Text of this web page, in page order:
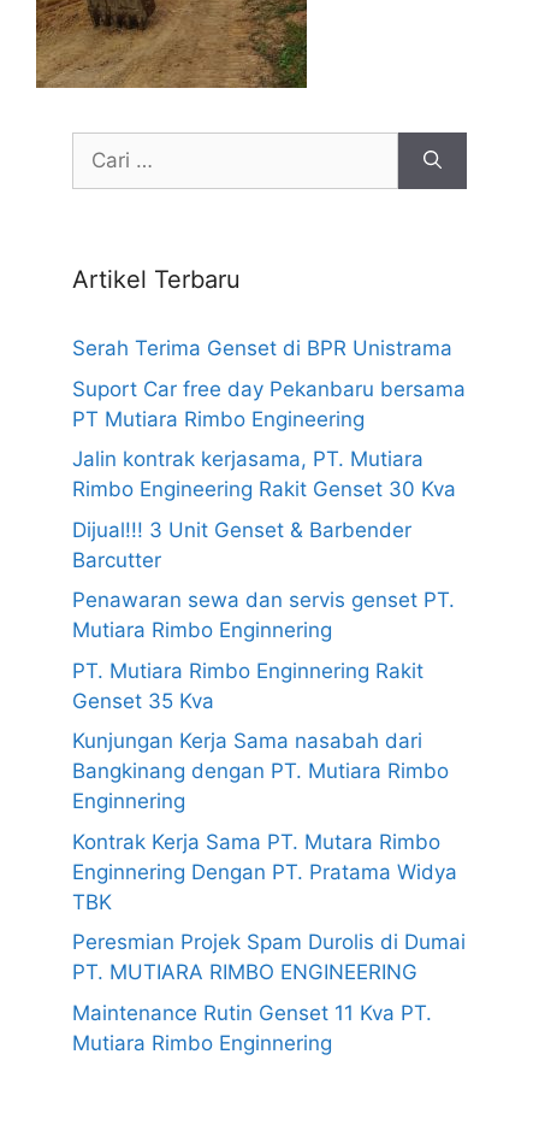
Cari
Artikel Terbaru
Serah Terima Genset di BPR Unistrama
Suport Car free day Pekanbaru bersama
PT Mutiara Rimbo Engineering
Jalin kontrak kerjasama, PT. Mutiara
Rimbo Engineering Rakit Genset 30 Kva
Dijual!!! 3 Unit Genset & Barbender
Barcutter
Penawaran sewa dan servis genset PT.
Mutiara Rimbo Enginnering
PT. Mutiara Rimbo Enginnering Rakit
Genset 35 Kva
Kunjungan Kerja Sama nasabah dari
Bangkinang dengan PT. Mutiara Rimbo
Enginnering
Kontrak Kerja Sama PT. Mutara Rimbo
Enginnering Dengan PT. Pratama Widya
TBK
Peresmian Projek Spam Durolis di Dumai
PT. MUTIARA RIMBO ENGINEERING
Maintenance Rutin Genset 11 Kva PT.
Mutiara Rimbo Enginnering